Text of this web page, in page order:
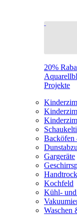
20%
Projekte
Backöfen
Gargeräte
Kochfeld
Kühl-
Waschen